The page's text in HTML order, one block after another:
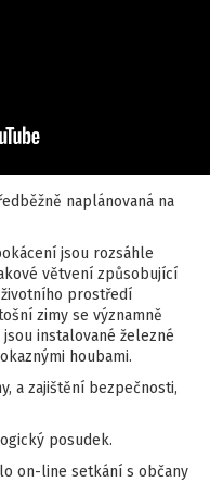
naplánovaná na
jsou rozsáhle
větvení způsobující
prostředí
zimy se významně
instalované železné
houbami.
a zajištění bezpečnosti,
posudek.
on-line setkání s občany